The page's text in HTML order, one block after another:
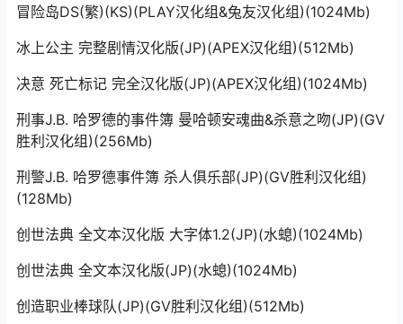
冒险岛DS(繁)(KS)(PLAY汉化组&兔友汉化组)(1024Mb)
冰上公主 完整剧情汉化版(JP)(APEX汉化组)(512Mb)
决意 死亡标记 完全汉化版(JP)(APEX汉化组)(1024Mb)
刑事J.B. 哈罗德的事件簿 曼哈顿安魂曲&杀意之吻(JP)(GV
胜利汉化组)(256Mb)
刑警J.B. 哈罗德事件簿 杀人俱乐部(JP)(GV胜利汉化组)
(128Mb)
创世法典 全文本汉化版 大字体1.2(JP)(水螅)(1024Mb)
创世法典 全文本汉化版(JP)(水螅)(1024Mb)
创造职业棒球队(JP)(GV胜利汉化组)(512Mb)